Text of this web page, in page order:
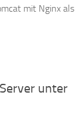
mit Nginx als
unter